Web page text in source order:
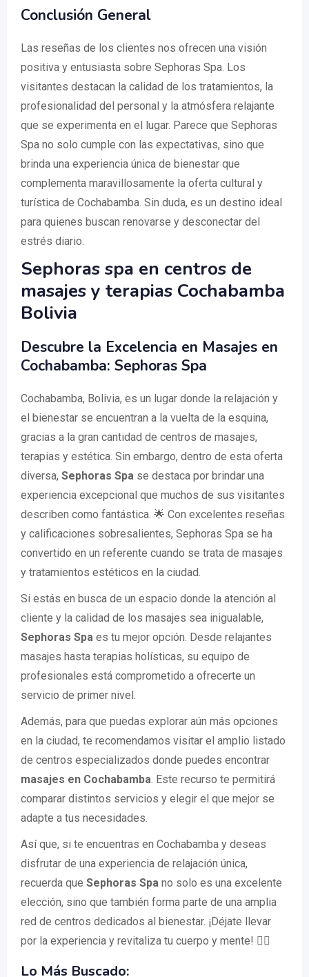
Conclusión General
Las reseñas de los clientes nos ofrecen una visión
positiva y entusiasta sobre Sephoras Spa. Los
visitantes destacan la calidad de los tratamientos, la
profesionalidad del personal y la atmósfera relajante
que se experimenta en el lugar. Parece que Sephoras
Spa no solo cumple con las expectativas, sino que
brinda una experiencia única de bienestar que
complementa maravillosamente la oferta cultural y
turística de Cochabamba. Sin duda, es un destino ideal
para quienes buscan renovarse y desconectar del
estrés diario.
Sephoras spa en centros de
masajes y terapias Cochabamba
Bolivia
Descubre la Excelencia en Masajes en
Cochabamba: Sephoras Spa
Cochabamba, Bolivia, es un lugar donde la relajación y
el bienestar se encuentran a la vuelta de la esquina,
gracias a la gran cantidad de centros de masajes,
terapias y estética. Sin embargo, dentro de esta oferta
diversa, Sephoras Spa se destaca por brindar una
experiencia excepcional que muchos de sus visitantes
describen como fantástica. 🌟 Con excelentes reseñas
y calificaciones sobresalientes, Sephoras Spa se ha
convertido en un referente cuando se trata de masajes
y tratamientos estéticos en la ciudad.
Si estás en busca de un espacio donde la atención al
cliente y la calidad de los masajes sea inigualable,
Sephoras Spa es tu mejor opción. Desde relajantes
masajes hasta terapias holísticas, su equipo de
profesionales está comprometido a ofrecerte un
servicio de primer nivel.
Además, para que puedas explorar aún más opciones
en la ciudad, te recomendamos visitar el amplio listado
de centros especializados donde puedes encontrar
masajes en Cochabamba. Este recurso te permitirá
comparar distintos servicios y elegir el que mejor se
adapte a tus necesidades.
Así que, si te encuentras en Cochabamba y deseas
disfrutar de una experiencia de relajación única,
recuerda que Sephoras Spa no solo es una excelente
elección, sino que también forma parte de una amplia
red de centros dedicados al bienestar. ¡Déjate llevar
por la experiencia y revitaliza tu cuerpo y mente! 🧘‍♀️
Lo Más Buscado: